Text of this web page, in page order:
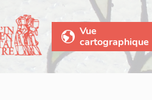
Vue
cartographique